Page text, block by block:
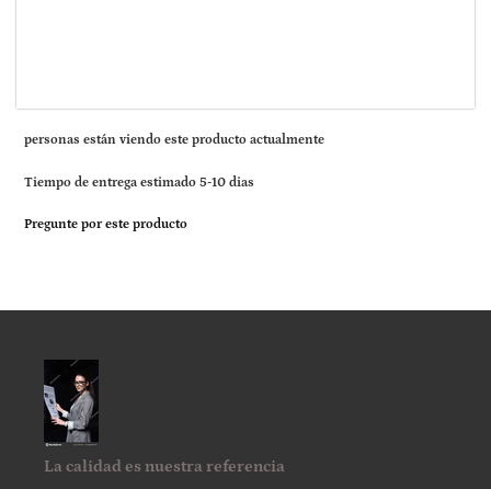
personas están viendo este producto actualmente
Tiempo de entrega estimado 5-10 dias
Pregunte por este producto
La calidad es nuestra referencia